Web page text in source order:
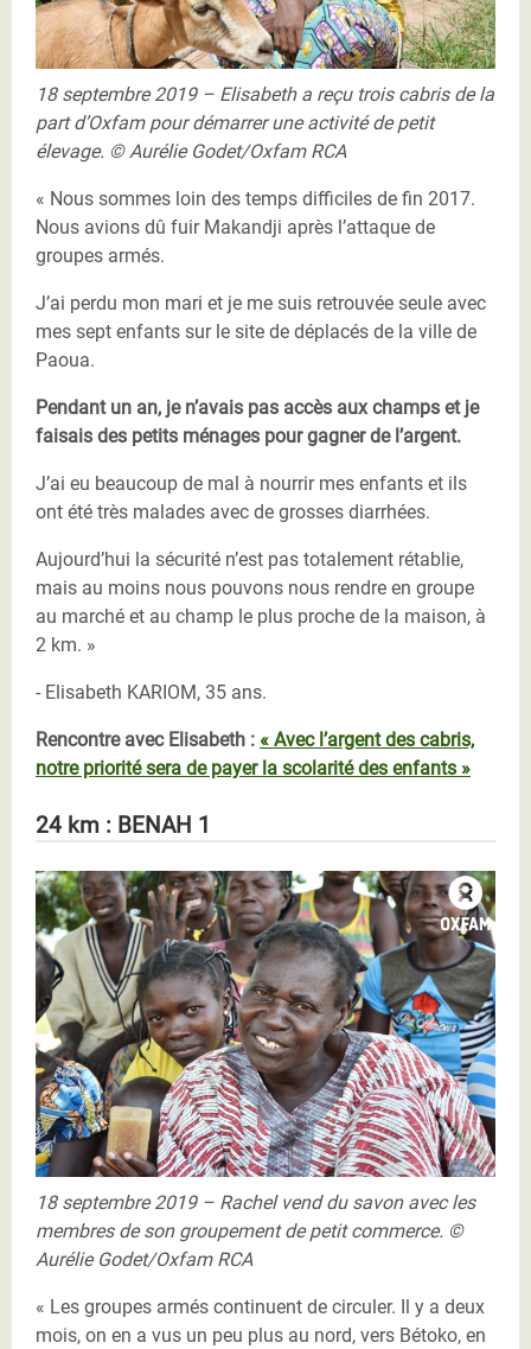
18 septembre 2019 – Elisabeth a reçu trois cabris de la
part d’Oxfam pour démarrer une activité de petit
élevage. © Aurélie Godet/Oxfam RCA
« Nous sommes loin des temps difficiles de fin 2017.
Nous avions dû fuir Makandji après l’attaque de
groupes armés.
J’ai perdu mon mari et je me suis retrouvée seule avec
mes sept enfants sur le site de déplacés de la ville de
Paoua.
Pendant un an, je n’avais pas accès aux champs et je
faisais des petits ménages pour gagner de l’argent.
J’ai eu beaucoup de mal à nourrir mes enfants et ils
ont été très malades avec de grosses diarrhées.
Aujourd’hui la sécurité n’est pas totalement rétablie,
mais au moins nous pouvons nous rendre en groupe
au marché et au champ le plus proche de la maison, à
2 km. »
- Elisabeth KARIOM, 35 ans.
Rencontre avec Elisabeth : « Avec l’argent des cabris,
notre priorité sera de payer la scolarité des enfants »
24 km : BENAH 1
Rachel savons Oxfam RCA
18 septembre 2019 – Rachel vend du savon avec les
membres de son groupement de petit commerce. ©
Aurélie Godet/Oxfam RCA
« Les groupes armés continuent de circuler. Il y a deux
mois, on en a vus un peu plus au nord, vers Bétoko, en